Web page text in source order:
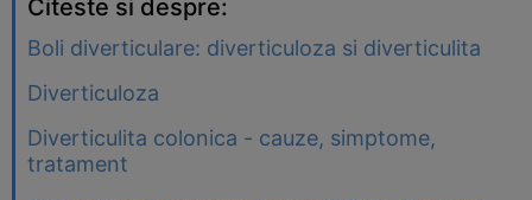
Citeste si despre:
Boli diverticulare: diverticuloza si diverticulita
Diverticuloza
Diverticulita colonica - cauze, simptome,
tratament